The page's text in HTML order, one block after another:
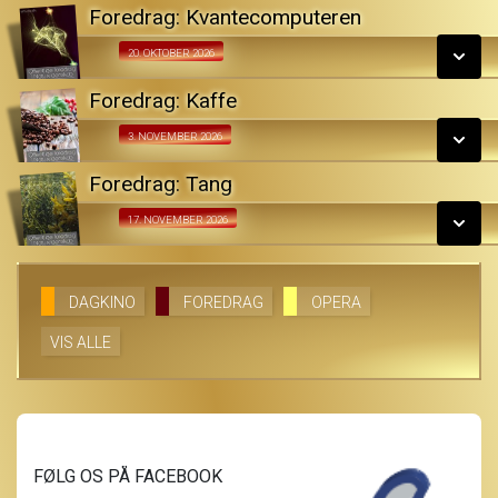
LÆS MERE
SE ALLE DAGE
LÆS MERE
Foredrag: Kvantecomputeren
20. OKTOBER 2026Fra 20.10.2026
SE ALLE DAGE
LÆS MERE
Foredrag: Kaffe
3. NOVEMBER 2026Fra 03.11.2026
SE ALLE DAGE
LÆS MERE
Foredrag: Tang
17. NOVEMBER 2026Fra 17.11.2026
SE ALLE DAGE
DAGKINO FOREDRAG OPERA
VIS ALLE
FØLG OS PÅ FACEBOOK